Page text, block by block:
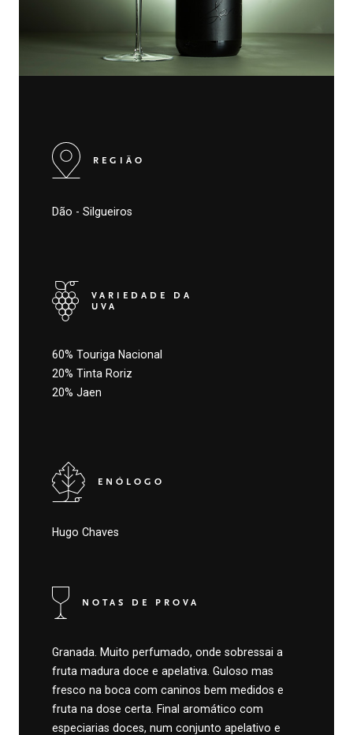
REGIÃO
Dão - Silgueiros
VARIEDADE DA
UVA
60% Touriga Nacional
20% Tinta Roriz
20% Jaen
ENÓLOGO
Hugo Chaves
NOTAS DE PROVA
Granada. Muito perfumado, onde sobressai a
fruta madura doce e apelativa. Guloso mas
fresco na boca com caninos bem medidos e
fruta na dose certa. Final aromático com
especiarias doces, num conjunto apelativo e